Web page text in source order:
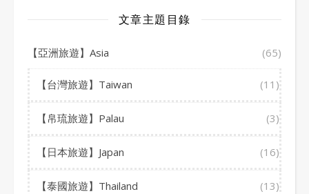
文章主題目錄
【亞洲旅遊】Asia (65)
【台灣旅遊】Taiwan (11)
【帛琉旅遊】Palau (3)
【日本旅遊】Japan (16)
【泰國旅遊】Thailand (13)